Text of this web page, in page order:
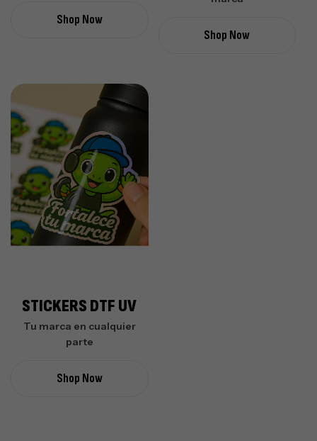
Shop Now
Shop Now
STICKERS DTF UV
Tu marca en cualquier
parte
Shop Now